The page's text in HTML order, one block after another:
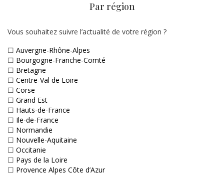
Par région
Vous souhaitez suivre l’actualité de votre région ?
☐ Auvergne-Rhône-Alpes
☐ Bourgogne-Franche-Comté
☐ Bretagne
☐ Centre-Val de Loire
☐ Corse
☐ Grand Est
☐ Hauts-de-France
☐ Ile-de-France
☐ Normandie
☐ Nouvelle-Aquitaine
☐ Occitanie
☐ Pays de la Loire
☐ Provence Alpes Côte d’Azur